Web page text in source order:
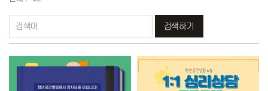
검색하기